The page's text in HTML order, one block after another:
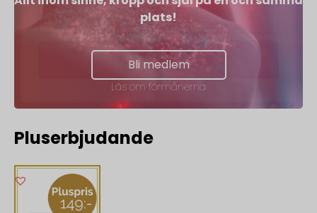
plats!
Bli medlem
Läs om förmånerna
Pluserbjudande
Skicka